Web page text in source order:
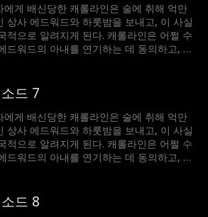
에게 배신당한 캐롤라인은 술에 취해 억만
상사 에드워드와 하룻밤을 보내고, 이 사실
적으로 알려지게 된다. 캐롤라인은 어쩔 수
드워드의 아내를 연기하는 데 동의하고, 둘
드 7
에게 배신당한 캐롤라인은 술에 취해 억만
상사 에드워드와 하룻밤을 보내고, 이 사실
적으로 알려지게 된다. 캐롤라인은 어쩔 수
드워드의 아내를 연기하는 데 동의하고, 둘
드 8